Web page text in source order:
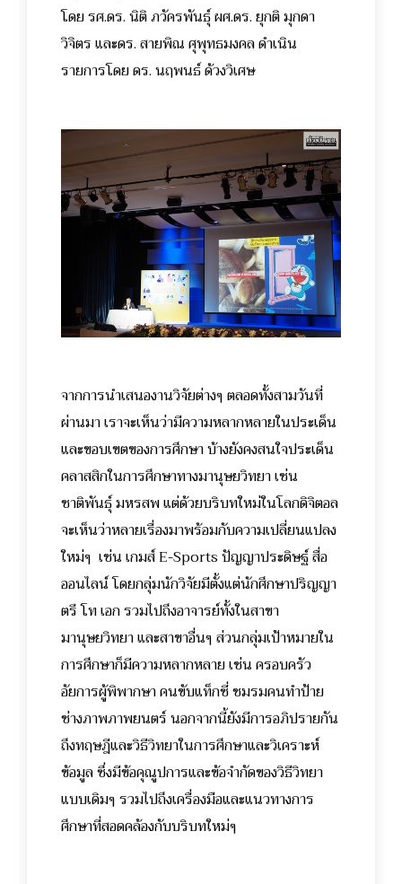
โดย รศ.ดร. นิติ ภวัครพันธุ์ ผศ.ดร. ยุกติ มุกดา
วิจิตร และดร. สายพิณ ศุพุทธมงคล ดำเนิน
รายการโดย ดร. นฤพนธ์ ด้วงวิเศษ
จากการนำเสนองานวิจัยต่างๆ ตลอดทั้งสามวันที่
ผ่านมา เราจะเห็นว่ามีความหลากหลายในประเด็น
และขอบเขตของการศึกษา บ้างยังคงสนใจประเด็น
คลาสสิกในการศึกษาทางมานุษยวิทยา เช่น
ชาติพันธุ์ มหรสพ แต่ด้วยบริบทใหม่ในโลกดิจิตอล
จะเห็นว่าหลายเรื่องมาพร้อมกับความเปลี่ยนแปลง
ใหม่ๆ เช่น เกมส์ E-Sports ปัญญาประดิษฐ์ สื่อ
ออนไลน์ โดยกลุ่มนักวิจัยมีตั้งแต่นักศึกษาปริญญา
ตรี โท เอก รวมไปถึงอาจารย์ทั้งในสาขา
มานุษยวิทยา และสาขาอื่นๆ ส่วนกลุ่มเป้าหมายใน
การศึกษาก็มีความหลากหลาย เช่น ครอบครัว
อัยการผู้พิพากษา คนขับแท็กซี่ ชมรมคนทำป้าย
ช่างภาพภาพยนตร์ นอกจากนี้ยังมีการอภิปรายกัน
ถึงทฤษฎีและวิธีวิทยาในการศึกษาและวิเคราะห์
ข้อมูล ซึ่งมีข้อคุณูปการและข้อจำกัดของวิธีวิทยา
แบบเดิมๆ รวมไปถึงเครื่องมือและแนวทางการ
ศึกษาที่สอดคล้องกับบริบทใหม่ๆ